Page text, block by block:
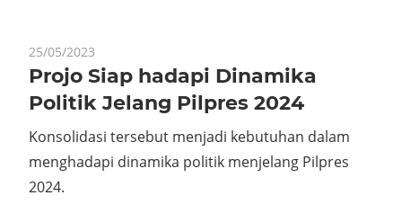
25/05/2023
Projo Siap hadapi Dinamika
Politik Jelang Pilpres 2024
Konsolidasi tersebut menjadi kebutuhan dalam
menghadapi dinamika politik menjelang Pilpres
2024.